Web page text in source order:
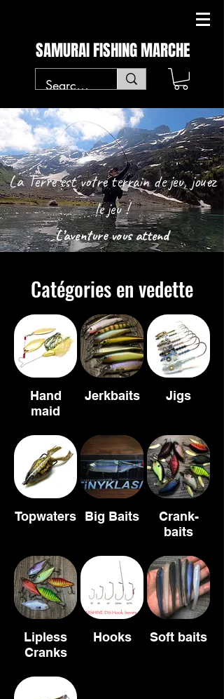
SAMURAI FISHING MARCHE
La Terre est votre terrain de jeu, jouez
le jeu !
L’aventure vous attend
Catégories en vedette
Hand
maid
Jerkbaits Jigs
Topwaters Big Baits
Crank-
baits
Lipless
Cranks
Hooks Soft baits